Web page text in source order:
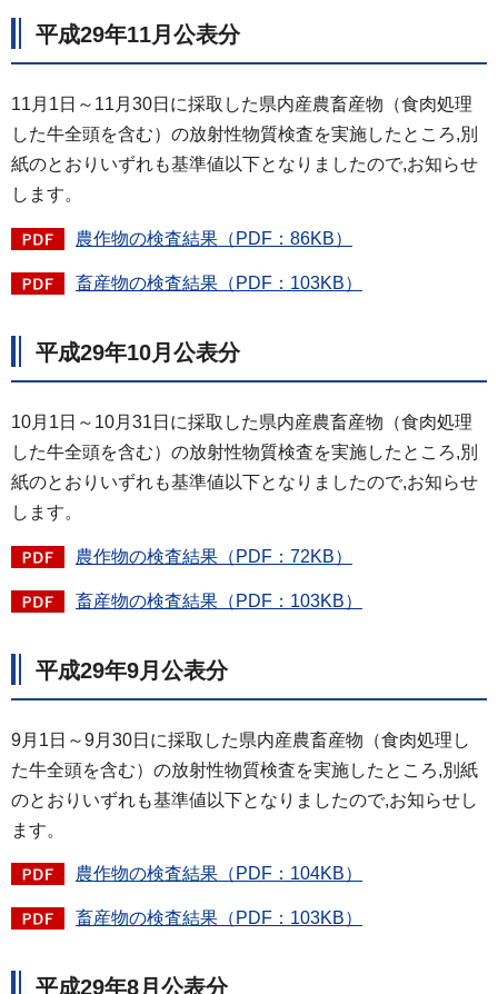
平成29年11月公表分
11月1日～11月30日に採取した県内産農畜産物（食肉処理
した牛全頭を含む）の放射性物質検査を実施したところ,別
紙のとおりいずれも基準値以下となりましたので,お知らせ
します。
農作物の検査結果（PDF：86KB）
畜産物の検査結果（PDF：103KB）
平成29年10月公表分
10月1日～10月31日に採取した県内産農畜産物（食肉処理
した牛全頭を含む）の放射性物質検査を実施したところ,別
紙のとおりいずれも基準値以下となりましたので,お知らせ
します。
農作物の検査結果（PDF：72KB）
畜産物の検査結果（PDF：103KB）
平成29年9月公表分
9月1日～9月30日に採取した県内産農畜産物（食肉処理し
た牛全頭を含む）の放射性物質検査を実施したところ,別紙
のとおりいずれも基準値以下となりましたので,お知らせし
ます。
農作物の検査結果（PDF：104KB）
畜産物の検査結果（PDF：103KB）
平成29年8月公表分